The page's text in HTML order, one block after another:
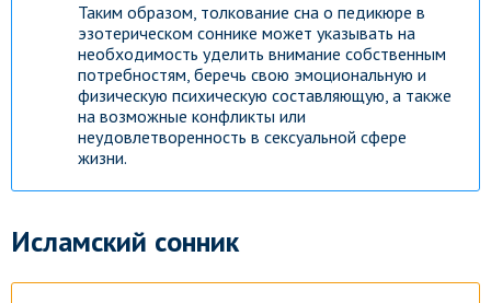
Таким образом, толкование сна о педикюре в
эзотерическом соннике может указывать на
необходимость уделить внимание собственным
потребностям, беречь свою эмоциональную и
физическую психическую составляющую, а также
на возможные конфликты или
неудовлетворенность в сексуальной сфере
жизни.
Исламский сонник